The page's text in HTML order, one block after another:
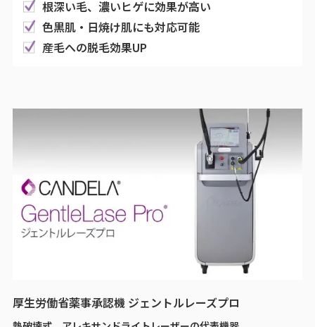
根深い毛、濃いヒゲに効果が高い
色黒肌・日焼け肌にも対応可能
産毛への脱毛効果UP
厚生労働省薬事承認機 ジェントルレーズプロ